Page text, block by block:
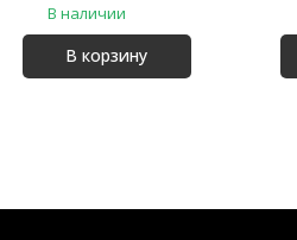
В наличии
В корзину